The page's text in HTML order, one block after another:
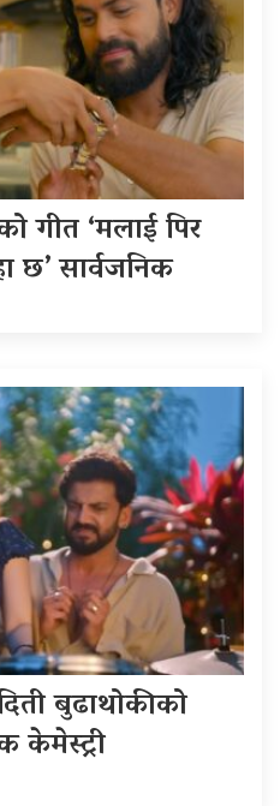
गीत ‘मलाई पिर
छ’ सार्वजनिक
बुढाथोकीको
केमेस्ट्री